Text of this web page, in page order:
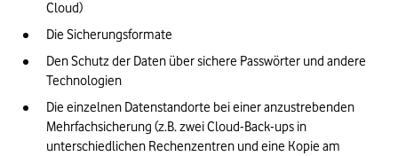
Cloud)
Die Sicherungsformate
Den Schutz der Daten über sichere Passwörter und andere
Technologien
Die einzelnen Datenstandorte bei einer anzustrebenden
Mehrfachsicherung (z.B. zwei Cloud-Back-ups in
unterschiedlichen Rechenzentren und eine Kopie am